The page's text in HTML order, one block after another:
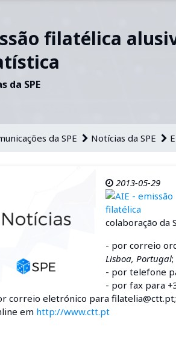
filatélica
da SPE
da SPE Notícias da SPE
2013-05-29
colaboração da
- por correio
Lisboa, Portugal;
- por telefone
- por fax para
correio eletrónico para filatelia@ctt.pt;
em http://www.ctt.pt